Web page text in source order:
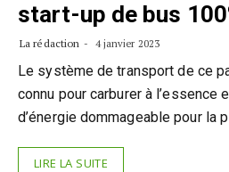
start-up de bus
La rédaction 4 janvier 2023
Le système de transport de ce
connu pour carburer à l’essence
d’énergie dommageable pour la
LIRE LA SUITE